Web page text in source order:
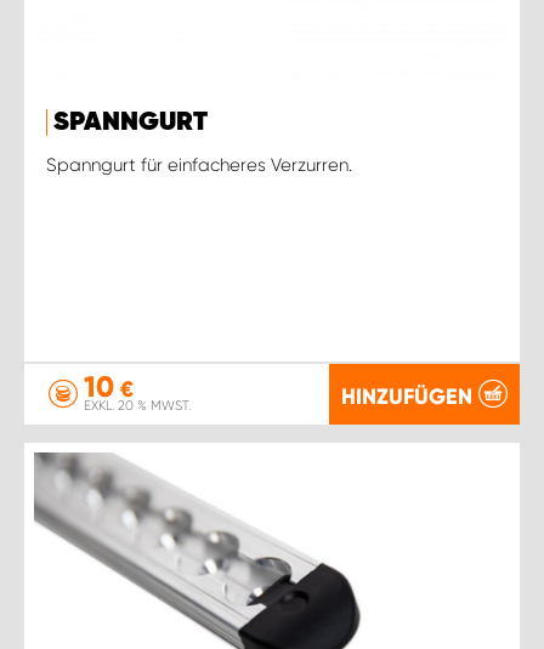
SPANNGURT
Spanngurt für einfacheres Verzurren.
10 €
EXKL. 20 % MWST. HINZUFÜGEN